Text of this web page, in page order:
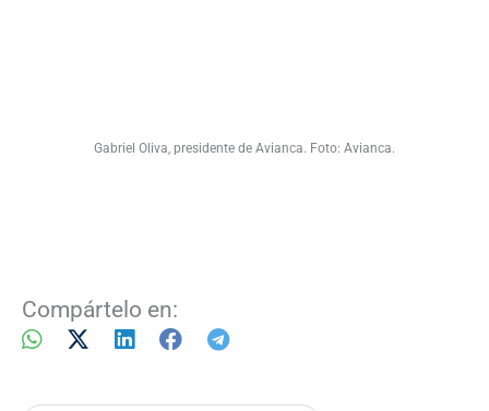
Gabriel Oliva, presidente de Avianca. Foto: Avianca.
Compártelo en: